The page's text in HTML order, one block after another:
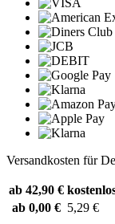
Versandkosten für
ab 42,90 €
ab 0,00 € 5,29 €